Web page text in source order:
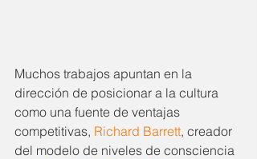
Muchos trabajos apuntan en la
dirección de posicionar a la cultura
como una fuente de ventajas
competitivas, Richard Barrett, creador
del modelo de niveles de consciencia